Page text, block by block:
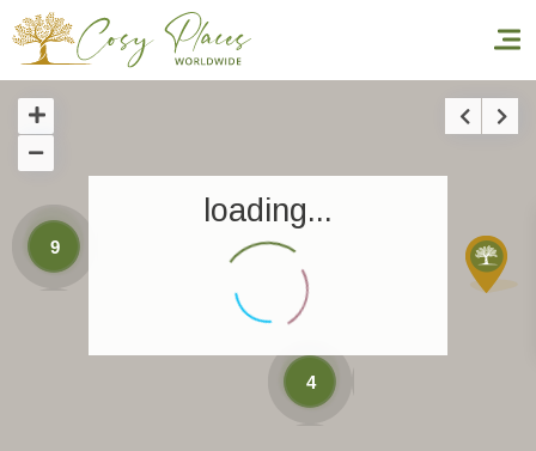
Inicio
Reservar una estancia
Nuestra colección mundial
World’s Best Hotels
9
4
loading...